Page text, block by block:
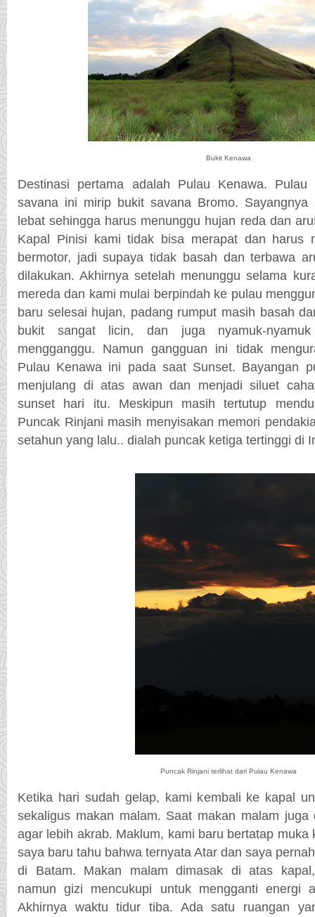
Bukit Kenawa
Destinasi pertama adalah Pulau Kenawa.
savana ini mirip bukit savana Bromo.
lebat sehingga harus menunggu hujan reda dan
Kapal Pinisi kami tidak bisa merapat dan harus
bermotor, jadi supaya tidak basah dan terbawa
dilakukan. Akhirnya setelah menunggu selama
mereda dan kami mulai berpindah ke pulau
baru selesai hujan, padang rumput masih basah
bukit sangat licin, dan juga nyamuk-
mengganggu. Namun gangguan ini tidak
Pulau Kenawa ini pada saat Sunset. Bayangan
menjulang di atas awan dan menjadi siluet
sunset hari itu. Meskipun masih tertutup
Puncak Rinjani masih menyisakan memori
setahun yang lalu.. dialah puncak ketiga tertinggi di
Puncak Rinjani terlihat dari Pulau Kenawa
Ketika hari sudah gelap, kami kembali ke kapal
sekaligus makan malam. Saat makan malam juga
agar lebih akrab. Maklum, kami baru bertatap muka
saya baru tahu bahwa ternyata Atar dan saya
di Batam. Makan malam dimasak di atas
namun gizi mencukupi untuk mengganti energi
Akhirnya waktu tidur tiba. Ada satu ruangan